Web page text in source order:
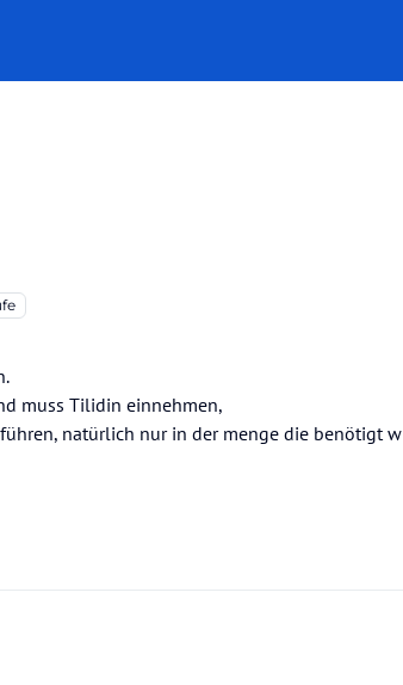
muss Tilidin einnehmen,
natürlich nur in der menge die benötigt